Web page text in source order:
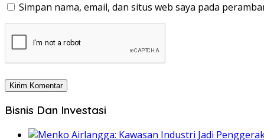
Simpan nama, email, dan situs web saya pada
Bisnis Dan Investasi